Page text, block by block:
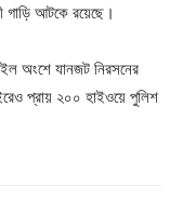
গাড়ি আটকে রয়েছে।
অংশে যানজট নিরসনের
প্রায় ২০০ হাইওয়ে পুলিশ